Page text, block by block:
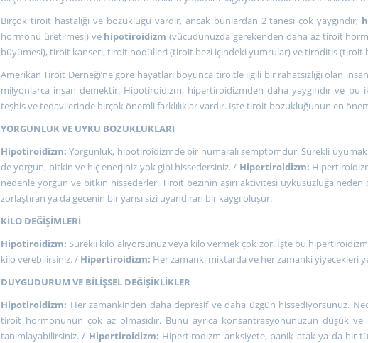
Birçok tiroit hastalığı ve bozukluğu vardır, ancak bunlardan 2 tanesi çok yaygındır;
hormonu üretilmesi) ve hipotiroidizm (vücudunuzda gerekenden daha az tiroit
büyümesi), tiroit kanseri, tiroit nodülleri (tiroit bezi içindeki yumrular) ve tiroditis (tiroit
Amerikan Tiroit Derneği’ne göre hayatları boyunca tiroitle ilgili bir rahatsızlığı olan
milyonlarca insan demektir. Hipotiroidizm, hipertiroidizmden daha yaygındır ve bu
teşhis ve tedavilerinde birçok önemli farklılıklar vardır. İşte tiroit bozukluğunun en
YORGUNLUK VE UYKU BOZUKLUKLARI
Hipotiroidizm: Yorgunluk, hipotiroidizmde bir numaralı semptomdur. Sürekli
de yorgun, bitkin ve hiç enerjiniz yok gibi hissedersiniz. / Hipertiroidizm:
nedenle yorgun ve bitkin hissederler. Tiroit bezinin aşırı aktivitesi uykusuzluğa neden
zorlaştıran ya da gecenin bir yarısı sizi uyandıran bir kaygı oluşur.
KİLO DEĞİŞİMLERİ
Hipotiroidizm: Sürekli kilo alıyorsunuz veya kilo vermek çok zor. İşte bu
kilo verebilirsiniz. / Hipertiroidizm: Her zamanki miktarda ve her zamanki yiyecekleri
DUYGUDURUM VE BİLİŞSEL DEĞİŞİKLİKLER
Hipotiroidizm: Her zamankinden daha depresif ve daha üzgün hissediyorsunuz.
tiroit hormonunun çok az olmasıdır. Bunu ayrıca konsantrasyonunuzun düşük ve
tanımlayabilirsiniz. / Hipertiroidizm: Hipertirodizm anksiyete, panik atak ya da bir